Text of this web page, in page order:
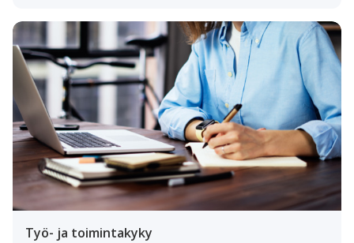
Työ- ja toimintakyky